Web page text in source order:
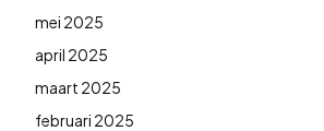
mei 2025
april 2025
maart 2025
februari 2025